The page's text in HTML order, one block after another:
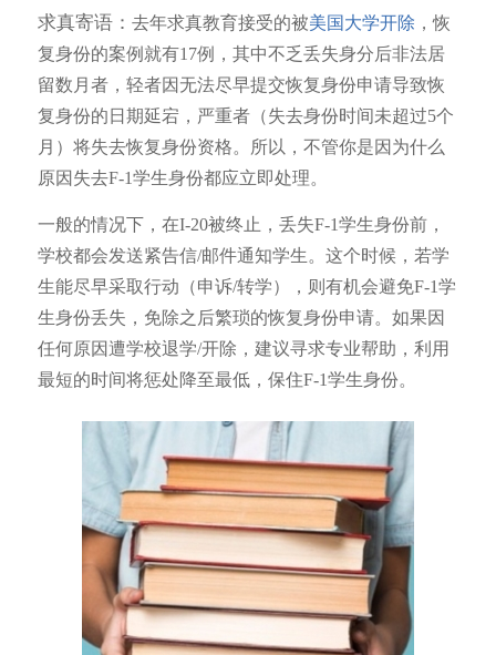
求真寄语： 去年求真教育接受的被美国大学开除 ，恢
复身份的案例就有17例，其中不乏丢失身分后非法居
留数月者，轻者因无法尽早提交恢复身份申请导致恢
复身份的日期延宕，严重者（失去身份时间未超过5个
月）将失去恢复身份资格。所以，不管你是因为什么
原因失去F-1学生身份都应立即处理。
一般的情况下，在I-20被终止，丢失F-1学生身份前，
学校都会发送紧告信/邮件通知学生。这个时候，若学
生能尽早采取行动（申诉/转学），则有机会避免F-1学
生身份丢失，免除之后繁琐的恢复身份申请。如果因
任何原因遭学校退学/开除，建议寻求专业帮助，利用
最短的时间将惩处降至最低，保住F-1学生身份。